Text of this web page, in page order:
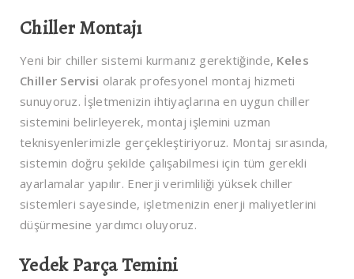
Chiller Montajı
Yeni bir chiller sistemi kurmanız gerektiğinde, Keles
Chiller Servisi olarak profesyonel montaj hizmeti
sunuyoruz. İşletmenizin ihtiyaçlarına en uygun chiller
sistemini belirleyerek, montaj işlemini uzman
teknisyenlerimizle gerçekleştiriyoruz. Montaj sırasında,
sistemin doğru şekilde çalışabilmesi için tüm gerekli
ayarlamalar yapılır. Enerji verimliliği yüksek chiller
sistemleri sayesinde, işletmenizin enerji maliyetlerini
düşürmesine yardımcı oluyoruz.
Yedek Parça Temini